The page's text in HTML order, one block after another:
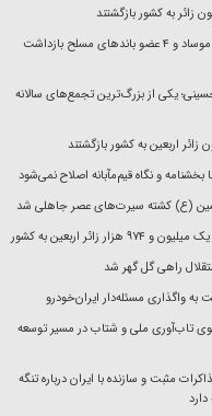
۲۱ عامل موساد و ۴ عضو باند‌های مسلح بازداشت
یکی از بزرگ‌ترین تجمع‌های سالانه
بخشنامه و نگاه قیم‌مآبانه اصلاح نمی‌شود
(ع) کشته سیرت‌های عصر جاهلی شد
هزار زائر اربعین به کشور
راهی گل گهر شد
به واگذاری مسئله‌دار ایران‌خودرو
تاب‌آوری ملی و شتاب در مسیر توسعه
مثبت و سازنده با ایران درباره تنگه